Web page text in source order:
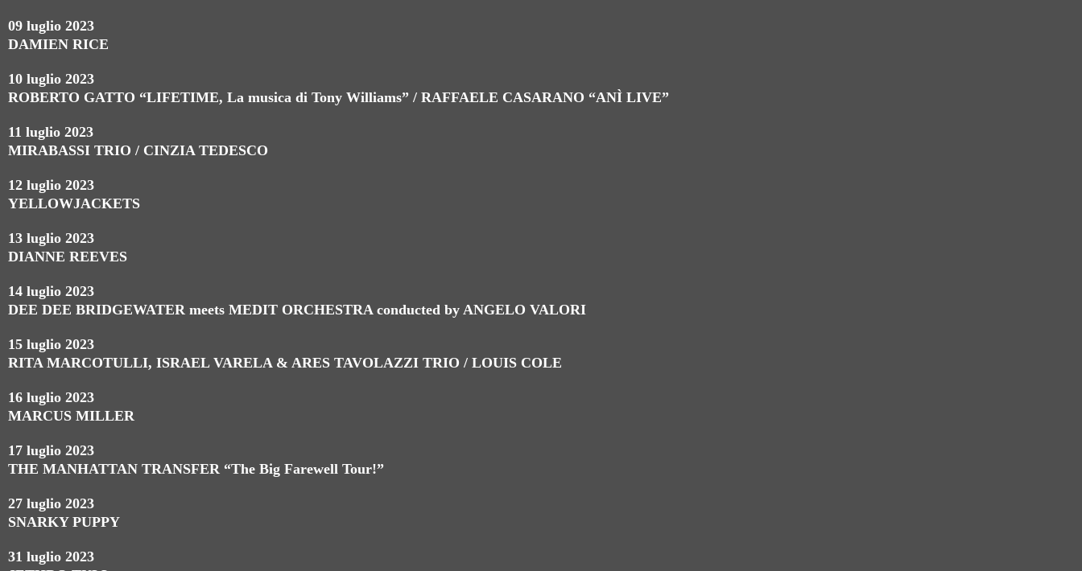
09 luglio 2023
DAMIEN RICE
10 luglio 2023
ROBERTO GATTO “LIFETIME, La musica di Tony Williams” / RAFFAELE CASARANO “ANÌ LIVE”
11 luglio 2023
MIRABASSI TRIO / CINZIA TEDESCO
12 luglio 2023
YELLOWJACKETS
13 luglio 2023
DIANNE REEVES
14 luglio 2023
DEE DEE BRIDGEWATER meets MEDIT ORCHESTRA conducted by ANGELO VALORI
15 luglio 2023
RITA MARCOTULLI, ISRAEL VARELA & ARES TAVOLAZZI TRIO / LOUIS COLE
16 luglio 2023
MARCUS MILLER
17 luglio 2023
THE MANHATTAN TRANSFER “The Big Farewell Tour!”
27 luglio 2023
SNARKY PUPPY
31 luglio 2023